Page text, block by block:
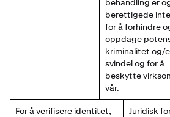
behandling er
berettigede
for å forhindre
oppdage
kriminalitet og/
svindel og for å
beskytte
vår.
For å verifisere identitet,
Juridisk